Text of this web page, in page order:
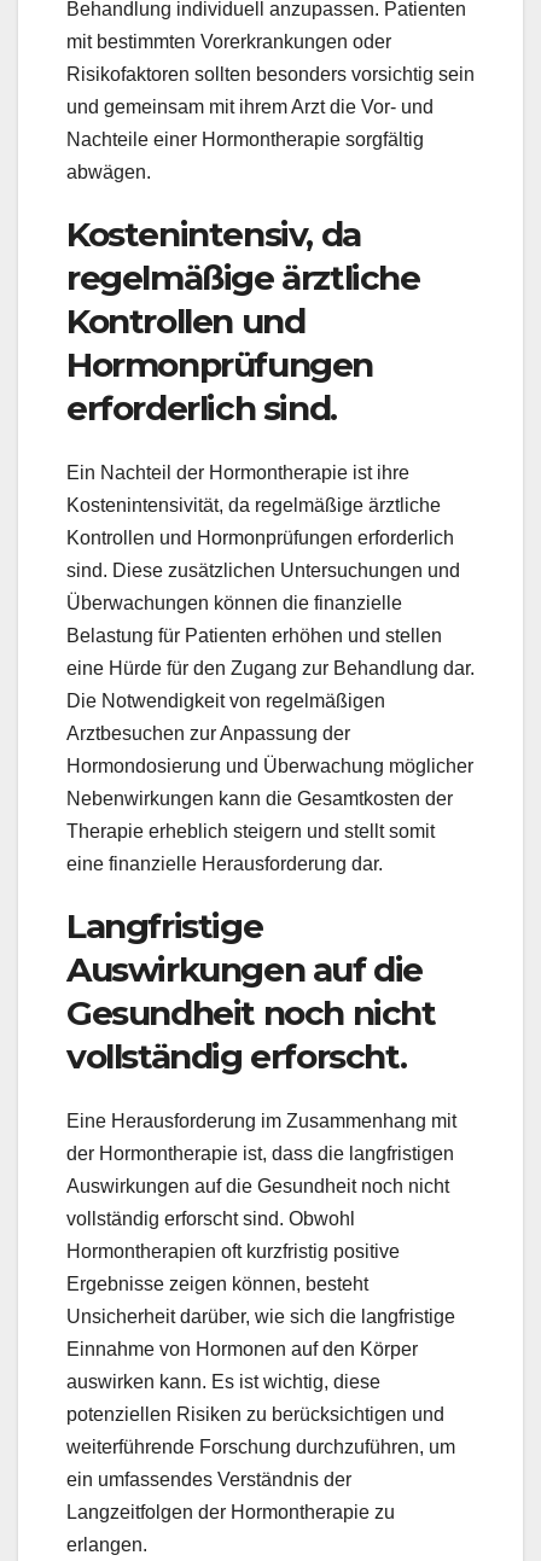
Behandlung individuell anzupassen. Patienten
mit bestimmten Vorerkrankungen oder
Risikofaktoren sollten besonders vorsichtig sein
und gemeinsam mit ihrem Arzt die Vor- und
Nachteile einer Hormontherapie sorgfältig
abwägen.
Kostenintensiv, da
regelmäßige ärztliche
Kontrollen und
Hormonprüfungen
erforderlich sind.
Ein Nachteil der Hormontherapie ist ihre
Kostenintensivität, da regelmäßige ärztliche
Kontrollen und Hormonprüfungen erforderlich
sind. Diese zusätzlichen Untersuchungen und
Überwachungen können die finanzielle
Belastung für Patienten erhöhen und stellen
eine Hürde für den Zugang zur Behandlung dar.
Die Notwendigkeit von regelmäßigen
Arztbesuchen zur Anpassung der
Hormondosierung und Überwachung möglicher
Nebenwirkungen kann die Gesamtkosten der
Therapie erheblich steigern und stellt somit
eine finanzielle Herausforderung dar.
Langfristige
Auswirkungen auf die
Gesundheit noch nicht
vollständig erforscht.
Eine Herausforderung im Zusammenhang mit
der Hormontherapie ist, dass die langfristigen
Auswirkungen auf die Gesundheit noch nicht
vollständig erforscht sind. Obwohl
Hormontherapien oft kurzfristig positive
Ergebnisse zeigen können, besteht
Unsicherheit darüber, wie sich die langfristige
Einnahme von Hormonen auf den Körper
auswirken kann. Es ist wichtig, diese
potenziellen Risiken zu berücksichtigen und
weiterführende Forschung durchzuführen, um
ein umfassendes Verständnis der
Langzeitfolgen der Hormontherapie zu
erlangen.